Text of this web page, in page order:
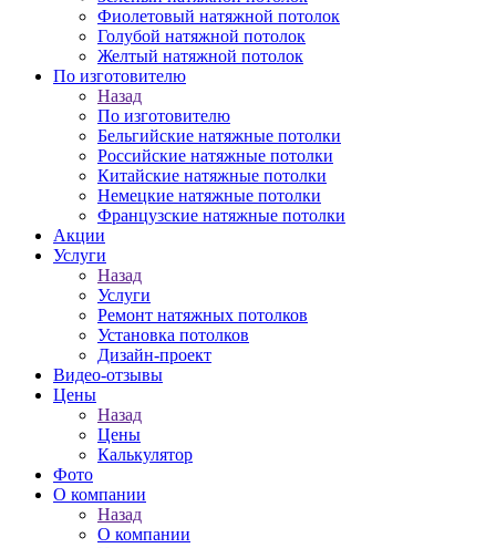
Фиолетовый натяжной потолок
Голубой натяжной потолок
Желтый натяжной потолок
По изготовителю
Назад
По изготовителю
Бельгийские натяжные потолки
Российские натяжные потолки
Китайские натяжные потолки
Немецкие натяжные потолки
Французские натяжные потолки
Акции
Услуги
Назад
Услуги
Ремонт натяжных потолков
Установка потолков
Дизайн-проект
Видео-отзывы
Цены
Назад
Цены
Калькулятор
Фото
О компании
Назад
О компании